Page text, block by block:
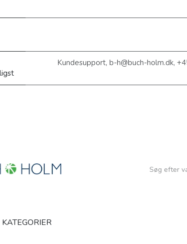
Kundesupport, b-h@buch-holm.dk,